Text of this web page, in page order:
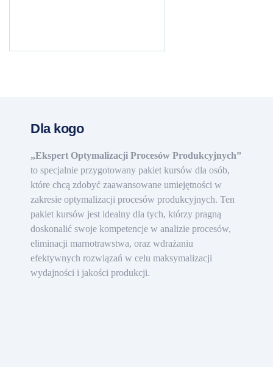
Dla kogo
„Ekspert Optymalizacji Procesów Produkcyjnych”
to specjalnie przygotowany pakiet kursów dla osób,
które chcą zdobyć zaawansowane umiejętności w
zakresie optymalizacji procesów produkcyjnych. Ten
pakiet kursów jest idealny dla tych, którzy pragną
doskonalić swoje kompetencje w analizie procesów,
eliminacji marnotrawstwa, oraz wdrażaniu
efektywnych rozwiązań w celu maksymalizacji
wydajności i jakości produkcji.